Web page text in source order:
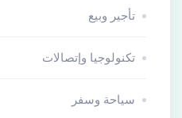
تأجير وبيع
تكنولوجيا وإتصالات
سياحة وسفر